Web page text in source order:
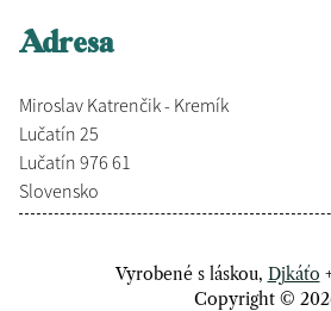
Adresa
Miroslav Katrenčik - Kremík
Lučatín 25
Lučatín 976 61
Slovensko
Vyrobené s láskou, Djkáťo
Copyright ©